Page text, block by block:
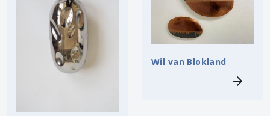
Wil van Blokland